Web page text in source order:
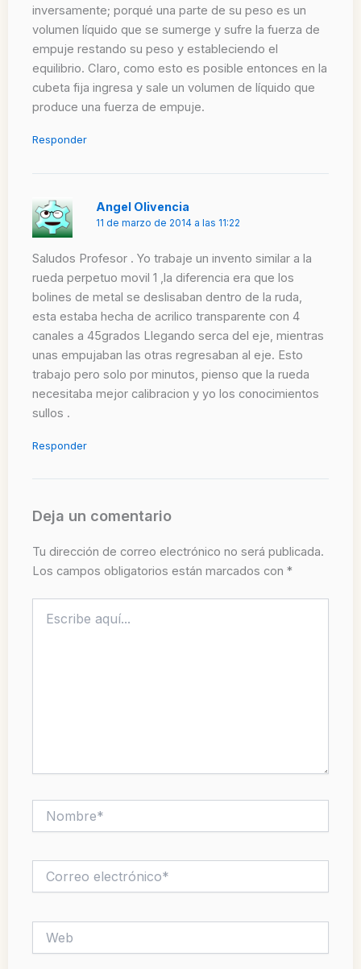
inversamente; porqué una parte de su peso es un
volumen líquido que se sumerge y sufre la fuerza de
empuje restando su peso y estableciendo el
equilibrio. Claro, como esto es posible entonces en la
cubeta fija ingresa y sale un volumen de líquido que
produce una fuerza de empuje.
Responder
Angel Olivencia
11 de marzo de 2014 a las 11:22
Saludos Profesor . Yo trabaje un invento similar a la
rueda perpetuo movil 1 ,la diferencia era que los
bolines de metal se deslisaban dentro de la ruda,
esta estaba hecha de acrilico transparente con 4
canales a 45grados Llegando serca del eje, mientras
unas empujaban las otras regresaban al eje. Esto
trabajo pero solo por minutos, pienso que la rueda
necesitaba mejor calibracion y yo los conocimientos
sullos .
Responder
Deja un comentario
Tu dirección de correo electrónico no será publicada.
Los campos obligatorios están marcados con *
aquí...
electrónico*